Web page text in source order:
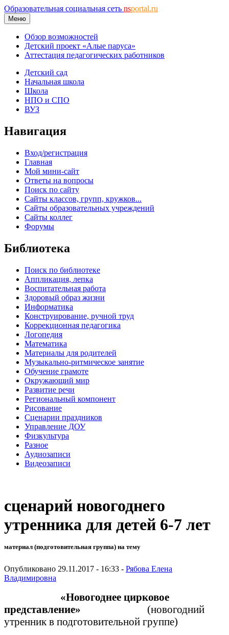
Образовательная социальная сеть nsportal.ru
Меню
Обзор возможностей
Детский проект «Алые паруса»
Аттестация педагогических работников
Детский сад
Начальная школа
Школа
НПО и СПО
ВУЗ
Навигация
Вход/регистрация
Главная
Мой мини-сайт
Ответы на вопросы
Поиск по сайту
Сайты классов, групп, кружков...
Сайты образовательных учреждений
Сайты коллег
Форумы
Библиотека
Поиск по библиотеке
Аппликация, лепка
Воспитательная работа
Здоровый образ жизни
Информатика
Конструирование, ручной труд
Коррекционная педагогика
Логопедия
Математика
Материалы для родителей
Музыкально-ритмическое занятие
Обучение грамоте
Окружающий мир
Развитие речи
Региональный компонент
Рисование
Сценарии праздников
Управление ДОУ
Физкультура
Разное
Аудиозаписи
Видеозаписи
сценарий новогоднего
утренника для детей 6-7 лет
материал (подготовительная группа) на тему
Опубликовано 29.11.2017 - 16:33 - Рябова Елена
Владимировна
«Новогоднее цирковое
представление» (новогодний
утренник в подготовительной группе)